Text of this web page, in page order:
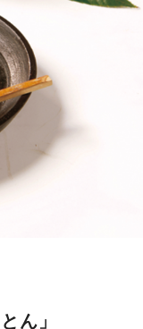
ん」